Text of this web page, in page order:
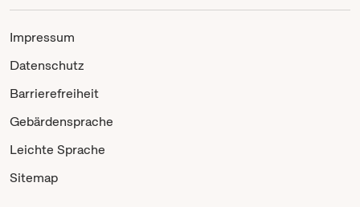
Impressum
Datenschutz
Barrierefreiheit
Gebärdensprache
Leichte Sprache
Sitemap